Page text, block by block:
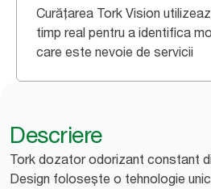
Curățarea Tork Vision
timp real pentru a identifica
care este nevoie de servicii
Descriere
Tork dozator odorizant constant
Design folosește o tehnologie